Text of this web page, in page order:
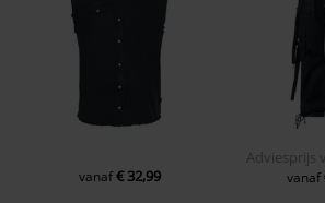
vanaf€ 32,99
Adviesprijs
vanaf